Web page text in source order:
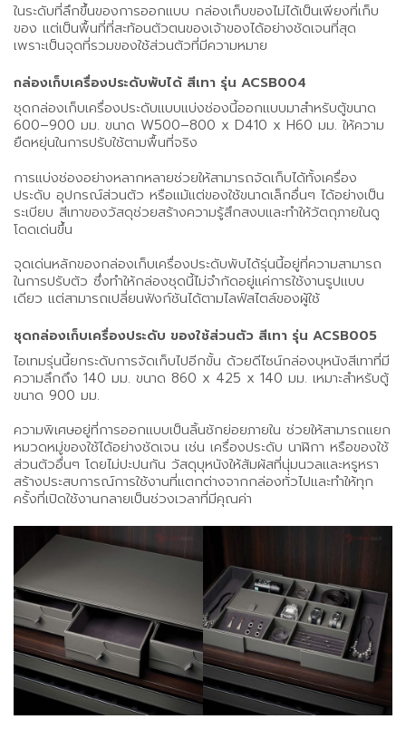
ในระดับที่ลึกขึ้นของการออกแบบ กล่องเก็บของไม่ได้เป็นเพียงที่เก็บ
ของ แต่เป็นพื้นที่ที่สะท้อนตัวตนของเจ้าของได้อย่างชัดเจนที่สุด
เพราะเป็นจุดที่รวมของใช้ส่วนตัวที่มีความหมาย
กล่องเก็บเครื่องประดับพับได้ สีเทา รุ่น ACSB004
ชุดกล่องเก็บเครื่องประดับแบบแบ่งช่องนี้ออกแบบมาสำหรับตู้ขนาด
600–900 มม. ขนาด W500–800 x D410 x H60 มม. ให้ความ
ยืดหยุ่นในการปรับใช้ตามพื้นที่จริง
การแบ่งช่องอย่างหลากหลายช่วยให้สามารถจัดเก็บได้ทั้งเครื่อง
ประดับ อุปกรณ์ส่วนตัว หรือแม้แต่ของใช้ขนาดเล็กอื่นๆ ได้อย่างเป็น
ระเบียบ สีเทาของวัสดุช่วยสร้างความรู้สึกสงบและทำให้วัตถุภายในดู
โดดเด่นขึ้น
จุดเด่นหลักของกล่องเก็บเครื่องประดับพับได้รุ่นนี้อยู่ที่ความสามารถ
ในการปรับตัว ซึ่งทำให้กล่องชุดนี้ไม่จำกัดอยู่แค่การใช้งานรูปแบบ
เดียว แต่สามารถเปลี่ยนฟังก์ชันได้ตามไลฟ์สไตล์ของผู้ใช้
ชุดกล่องเก็บเครื่องประดับ ของใช้ส่วนตัว สีเทา รุ่น ACSB005
ไอเทมรุ่นนี้ยกระดับการจัดเก็บไปอีกขั้น ด้วยดีไซน์กล่องบุหนังสีเทาที่มี
ความลึกถึง 140 มม. ขนาด 860 x 425 x 140 มม. เหมาะสำหรับตู้
ขนาด 900 มม.
ความพิเศษอยู่ที่การออกแบบเป็นลิ้นชักย่อยภายใน ช่วยให้สามารถแยก
หมวดหมู่ของใช้ได้อย่างชัดเจน เช่น เครื่องประดับ นาฬิกา หรือของใช้
ส่วนตัวอื่นๆ โดยไม่ปะปนกัน วัสดุบุหนังให้สัมผัสที่นุ่มนวลและหรูหรา
สร้างประสบการณ์การใช้งานที่แตกต่างจากกล่องทั่วไปและทำให้ทุก
ครั้งที่เปิดใช้งานกลายเป็นช่วงเวลาที่มีคุณค่า